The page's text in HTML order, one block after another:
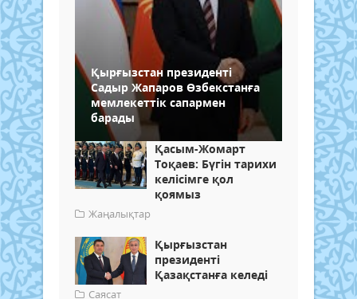
Қырғызстан президенті
Садыр Жапаров Өзбекстанға
мемлекеттік сапармен
барады
Қасым-Жомарт
Тоқаев: Бүгін тарихи
келісімге қол
қоямыз
Жаңалықтар
Қырғызстан
президенті
Қазақстанға келеді
Саясат